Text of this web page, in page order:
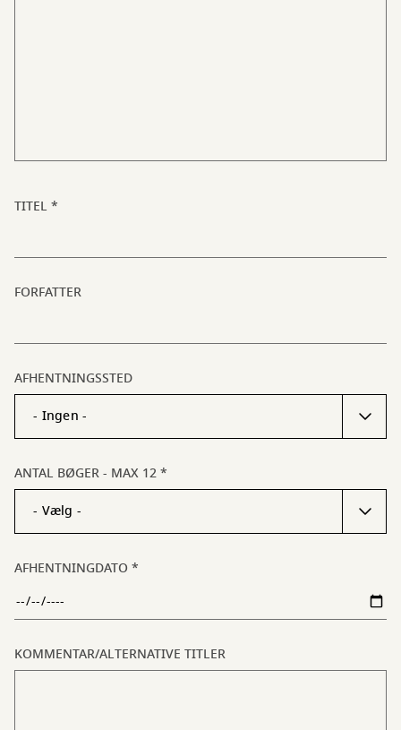
TITEL
FORFATTER
AFHENTNINGSSTED
ANTAL BØGER - MAX 12
AFHENTNINGDATO
KOMMENTAR/ALTERNATIVE TITLER